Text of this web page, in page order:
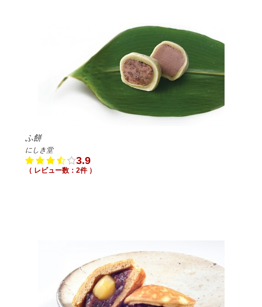
ふ餅
にしき堂
3.9
（ レビュー数：2件 ）